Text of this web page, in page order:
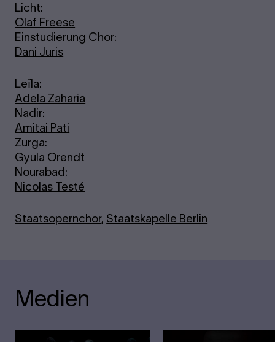
Licht:
Olaf Freese
Einstudierung Chor:
Dani Juris
Leïla:
Adela Zaharia
Nadir:
Amitai Pati
Zurga:
Gyula Orendt
Nourabad:
Nicolas Testé
Staatsopernchor, Staatskapelle Berlin
Medien